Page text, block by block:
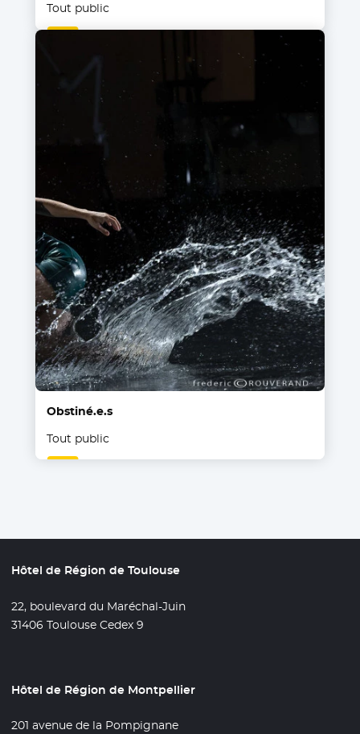
Tout public
Obstiné.e.s
Tout public
Hôtel de Région de Toulouse
22, boulevard du Maréchal-Juin
31406 Toulouse Cedex 9
Hôtel de Région de Montpellier
201 avenue de la Pompignane